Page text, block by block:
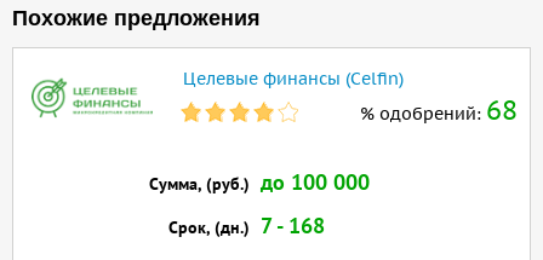
Похожие предложения
Целевые финансы (Celfin)
% одобрений: 68
Сумма, (руб.) до 100 000
Срок, (дн.) 7 - 168